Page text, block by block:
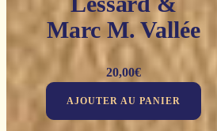
Marc M. Vallée
20,00€
AJOUTER AU PANIER